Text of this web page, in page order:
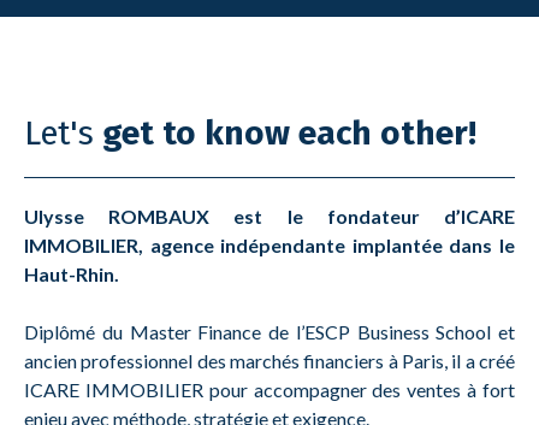
Let's get to know each other!
Ulysse ROMBAUX est le fondateur d’ICARE
IMMOBILIER, agence indépendante implantée dans le
Haut-Rhin.
Diplômé du Master Finance de l’ESCP Business School et
ancien professionnel des marchés financiers à Paris, il a créé
ICARE IMMOBILIER pour accompagner des ventes à fort
enjeu avec méthode, stratégie et exigence.